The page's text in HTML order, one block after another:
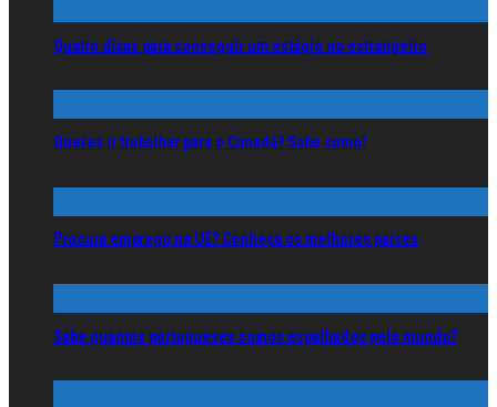
Quatro dicas para conseguir um estágio no estrangeiro
Queres ir trabalhar para o Canadá? Sabe como!
Procura emprego na UE? Conheça os melhores países
Sabe quantos portugueses somos espalhados pelo mundo?